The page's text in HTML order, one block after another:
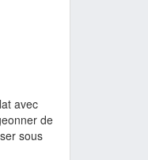
avec
de
sous